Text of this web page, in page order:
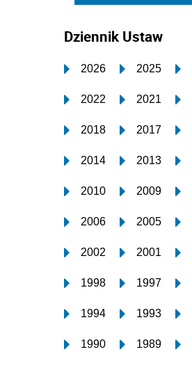
Dziennik Ustaw
2026 2025
2022 2021
2018 2017
2014 2013
2010 2009
2006 2005
2002 2001
1998 1997
1994 1993
1990 1989